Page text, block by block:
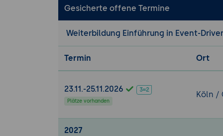
Segregation
Skalierung
Skalierung
EDA-
Event-Driven
Gesicherte offene Termine
Weiterbildung Einführung in Event-
Termin Ort
23.11.-25.11.2026
Plätze vorhanden
Köln /
2027